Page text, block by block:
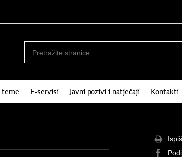
teme E-servisi Javni pozivi i natječaji Kontakti